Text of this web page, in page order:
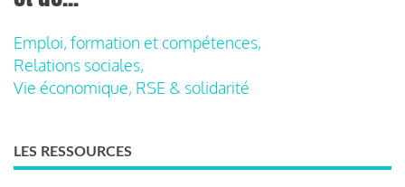
Emploi, formation et compétences,
Relations sociales,
Vie économique, RSE & solidarité
LES RESSOURCES